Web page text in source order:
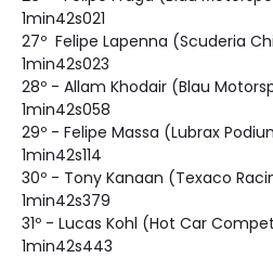
1min42s021
27º Felipe Lapenna (Scuderia
1min42s023
28º - Allam Khodair (Blau
1min42s058
29º - Felipe Massa (Lubrax
1min42s114
30º - Tony Kanaan (Texaco
1min42s379
31º - Lucas Kohl (Hot Car
1min42s443